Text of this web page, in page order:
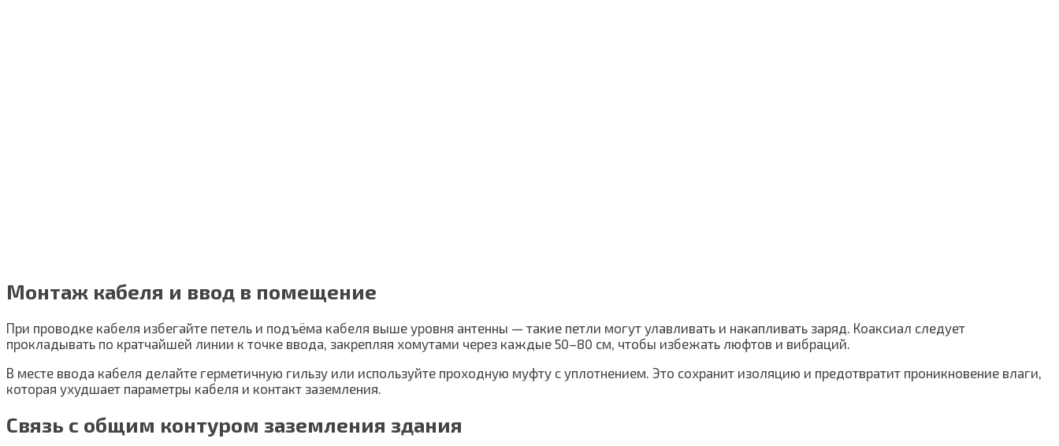
Монтаж кабеля и ввод в помещение
При проводке кабеля избегайте петель и подъёма кабеля выше уровня антенны — такие петли могут улавливать и накапливать заряд. Коаксиал следует
прокладывать по кратчайшей линии к точке ввода, закрепляя хомутами через каждые 50–80 см, чтобы избежать люфтов и вибраций.
В месте ввода кабеля делайте герметичную гильзу или используйте проходную муфту с уплотнением. Это сохранит изоляцию и предотвратит проникновение влаги,
которая ухудшает параметры кабеля и контакт заземления.
Связь с общим контуром заземления здания